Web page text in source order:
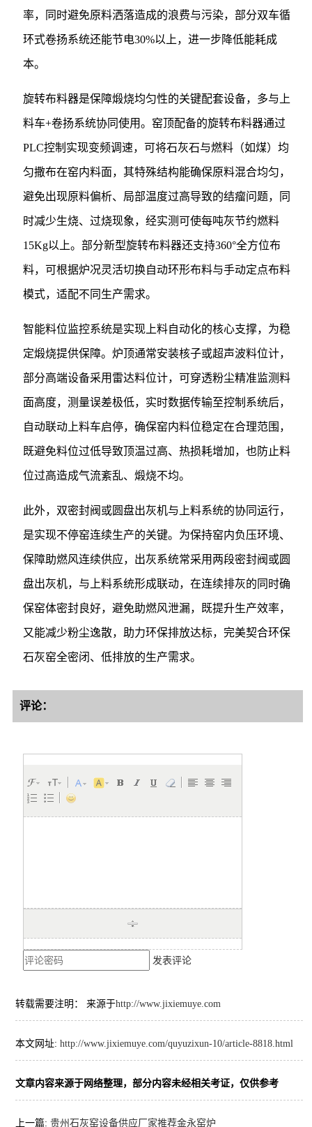
率，同时避免原料洒落造成的浪费与污染，部分双车循
环式卷扬系统还能节电30%以上，进一步降低能耗成
本。
旋转布料器是保障煅烧均匀性的关键配套设备，多与上
料车+卷扬系统协同使用。窑顶配备的旋转布料器通过
PLC控制实现变频调速，可将石灰石与燃料（如煤）均
匀撒布在窑内料面，其特殊结构能确保原料混合均匀，
避免出现原料偏析、局部温度过高导致的结瘤问题，同
时减少生烧、过烧现象，经实测可使每吨灰节约燃料
15Kg以上。部分新型旋转布料器还支持360°全方位布
料，可根据炉况灵活切换自动环形布料与手动定点布料
模式，适配不同生产需求。
智能料位监控系统是实现上料自动化的核心支撑，为稳
定煅烧提供保障。炉顶通常安装核子或超声波料位计，
部分高端设备采用雷达料位计，可穿透粉尘精准监测料
面高度，测量误差极低，实时数据传输至控制系统后，
自动联动上料车启停，确保窑内料位稳定在合理范围，
既避免料位过低导致顶温过高、热损耗增加，也防止料
位过高造成气流紊乱、煅烧不均。
此外，双密封阀或圆盘出灰机与上料系统的协同运行，
是实现不停窑连续生产的关键。为保持窑内负压环境、
保障助燃风连续供应，出灰系统常采用两段密封阀或圆
盘出灰机，与上料系统形成联动，在连续排灰的同时确
保窑体密封良好，避免助燃风泄漏，既提升生产效率，
又能减少粉尘逸散，助力环保排放达标，完美契合环保
石灰窑全密闭、低排放的生产需求。
评论：
发表评论
转载需要注明： 来源于http://www.jixiemuye.com
本文网址: http://www.jixiemuye.com/quyuzixun-10/article-8818.html
文章内容来源于网络整理，部分内容未经相关考证，仅供参考
上一篇: 贵州石灰窑设备供应厂家推荐金永窑炉